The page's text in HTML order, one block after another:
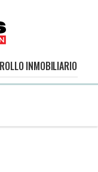
INMOBILIARIO